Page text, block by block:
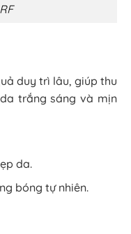
duy trì lâu, giúp thu
trắng sáng và mịn
da.
bóng tự nhiên.